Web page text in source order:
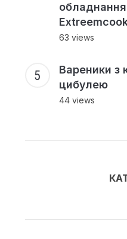
обладнання
63 views
Вареники з
цибулею
44 views